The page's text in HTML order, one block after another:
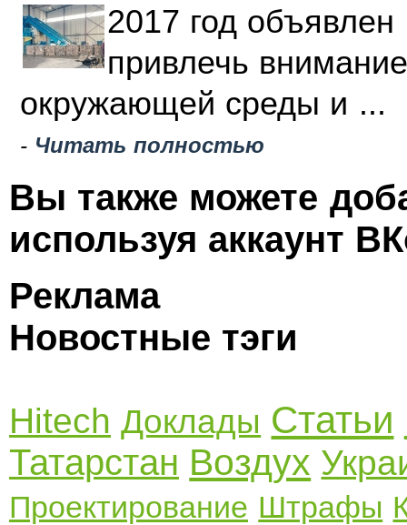
2017 год объявлен
привлечь
окружающей среды и ...
- Читать полностью
Вы также можете
используя аккаунт
Реклама
Новостные тэги
Hitech Доклады Статьи
Татарстан Воздух
Проектирование Штрафы